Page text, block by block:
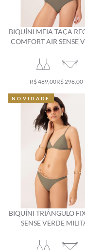
BIQUÍNI MEIA TAÇA
COMFORT AIR SENSE
R$ 489,00R$ 298,00
BIQUÍNI TRIÂNGULO
SENSE VERDE
NOVIDADE
NOVIDADE